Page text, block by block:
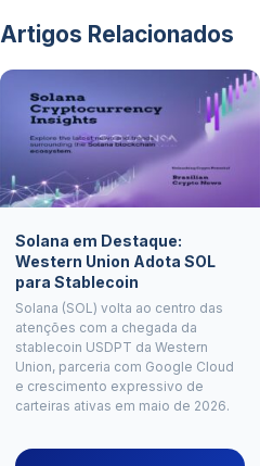
Artigos Relacionados
Solana em Destaque:
Western Union Adota SOL
para Stablecoin
Solana (SOL) volta ao centro das
atenções com a chegada da
stablecoin USDPT da Western
Union, parceria com Google Cloud
e crescimento expressivo de
carteiras ativas em maio de 2026.